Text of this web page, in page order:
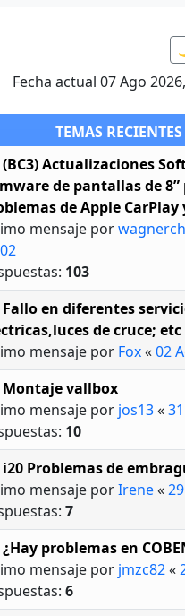
Fecha actual 07 Ago
TEMAS RECIENTES
(BC3) Actualizaciones
de pantallas de
de Apple CarPlay
mensaje por
103
Fallo en diferentes
de cruce; etc
mensaje por Fox«02
Montaje vallbox
mensaje por jos13«
10
i20 Problemas de
mensaje porIrene«
7
¿Hay problemas en
mensaje por jmzc82«
6